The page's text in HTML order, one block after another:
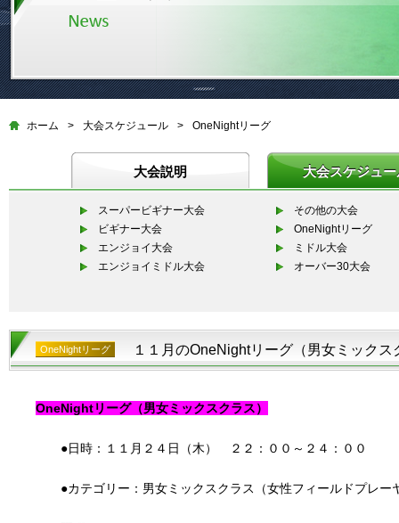
ホーム > 大会スケジュール > OneNightリーグ
大会説明 大会スケジュー
スーパービギナー大会
ビギナー大会
エンジョイ大会
エンジョイミドル大会
その他の大会
OneNightリーグ
ミドル大会
オーバー30大会
OneNightリーグ １１月のOneNightリーグ（男女ミックス
OneNightリーグ（男女ミックスクラス）
●日時：１１月２４日（木） ２２：００～２４：００
●カテゴリー：男女ミックスクラス（女性フィールドプレー